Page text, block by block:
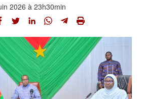
2026 à 23h30min